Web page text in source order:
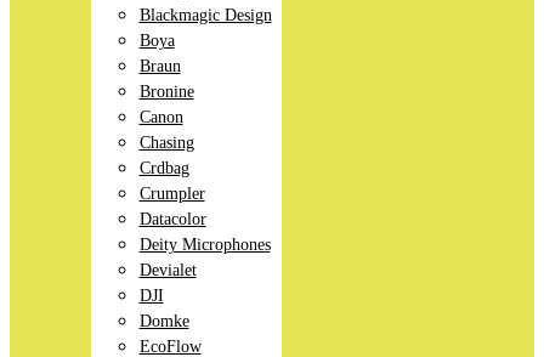
Blackmagic Design
Boya
Braun
Bronine
Canon
Chasing
Crdbag
Crumpler
Datacolor
Deity Microphones
Devialet
DJI
Domke
EcoFlow